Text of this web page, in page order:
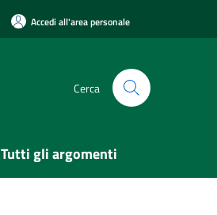
Accedi all'area personale
Cerca
Tutti gli argomenti